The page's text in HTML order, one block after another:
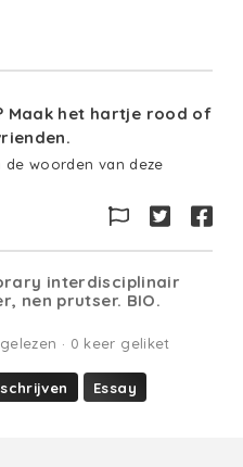
Maak het hartje rood of
woorden van deze
interdisciplinair
nen prutser. BIO.
· 0 keer geliket
Essay